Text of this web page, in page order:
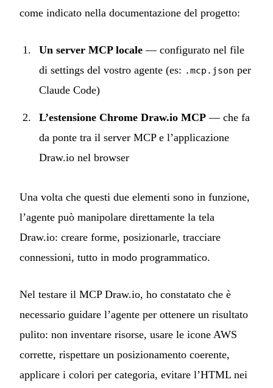
come indicato nella documentazione del progetto:
Un server MCP locale — configurato nel file
di settings del vostro agente (es: .mcp.json per
Claude Code)
L’estensione Chrome Draw.io MCP — che fa
da ponte tra il server MCP e l’applicazione
Draw.io nel browser
Una volta che questi due elementi sono in funzione,
l’agente può manipolare direttamente la tela
Draw.io: creare forme, posizionarle, tracciare
connessioni, tutto in modo programmatico.
Nel testare il MCP Draw.io, ho constatato che è
necessario guidare l’agente per ottenere un risultato
pulito: non inventare risorse, usare le icone AWS
corrette, rispettare un posizionamento coerente,
applicare i colori per categoria, evitare l’HTML nei